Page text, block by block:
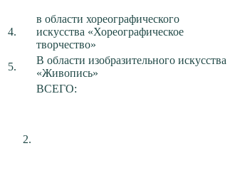
4.
в области хореографического
искусства «Хореографическое
творчество»
5.
В области изобразительного искусства
«Живопись»
ВСЕГО: